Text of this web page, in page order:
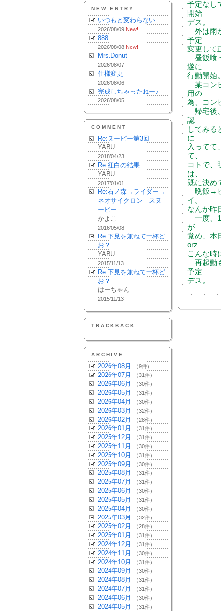
NEW ENTRY
いつもと変わらない
2026/08/09 New!
888
2026/08/08 New!
Mrs.Donut
2026/08/07
仕様変更
2026/08/06
完成しちゃったねー♪
2026/08/05
COMMENT
Re:ヌーピー第3回
YABU
2018/04/23
Re:紅白の結果
YABU
2017/01/01
Re:石ノ森→ライダー→
ネオサイクロン→スヌ
ーピー
かよこ
2016/05/08
Re:下見を兼ねて一杯ど
お？
YABU
2015/11/13
Re:下見を兼ねて一杯ど
お？
はーちゃん
2015/11/13
TRACKBACK
ARCHIVE
2026年08月 （9件）
2026年07月 （31件）
2026年06月 （30件）
2026年05月 （31件）
2026年04月 （30件）
2026年03月 （32件）
2026年02月 （28件）
2026年01月 （31件）
2025年12月 （31件）
2025年11月 （30件）
2025年10月 （31件）
2025年09月 （30件）
2025年08月 （31件）
2025年07月 （31件）
2025年06月 （30件）
2025年05月 （31件）
2025年04月 （30件）
2025年03月 （32件）
2025年02月 （28件）
2025年01月 （31件）
2024年12月 （31件）
2024年11月 （30件）
2024年10月 （31件）
2024年09月 （30件）
2024年08月 （31件）
2024年07月 （31件）
2024年06月 （30件）
2024年05月 （31件）
予定なし
開始
デス。
外は雨
予定
変更して
昼飯喰
遂に
行動開始
某コン
用の
為、コン
帰宅後
認
してみる
に
入ってて
て、
コトで、
は、
既に決め
晩飯→ビ
イ。
なんか昨
一度、1
が
覚め、本
orz
こんな時
再起動
予定
デス。